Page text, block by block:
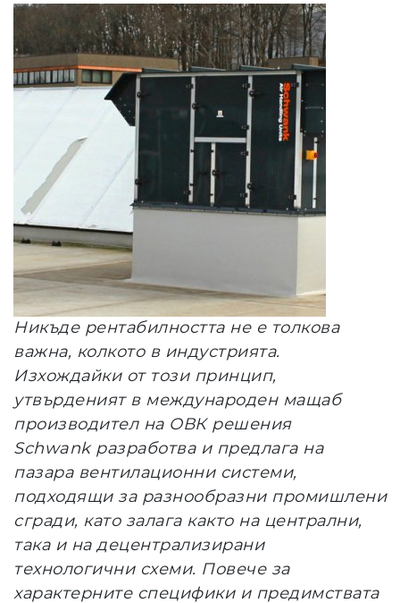
Никъде рентабилността не е толкова
важна, колкото в индустрията.
Изхождайки от този принцип,
утвърденият в международен мащаб
производител на ОВК решения
Schwankразработва и предлага на
пазара вентилационни системи,
подходящи за разнообразни промишлени
сгради, като залага както на централни,
така и на децентрализирани
технологични схеми. Повече за
характерните специфики и предимствата